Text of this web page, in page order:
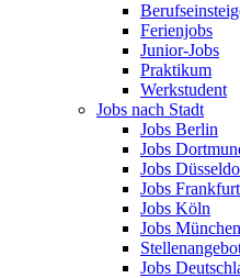
Ferienjobs
Junior-Jobs
Praktikum
Werkstudent
Jobs nach Stadt
Jobs Berlin
Jobs
Jobs
Jobs
Jobs Köln
Jobs München
Jobs